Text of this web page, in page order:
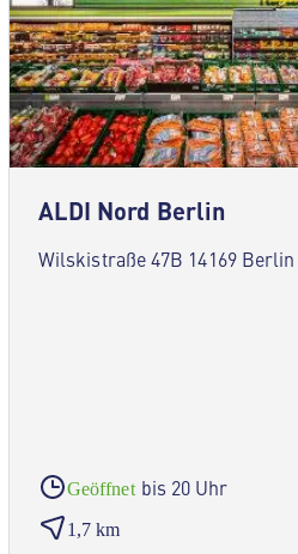
ALDI Nord Berlin
Wilskistraße 47B 14169 Berlin
Geöffnet bis 20 Uhr
1,7 km